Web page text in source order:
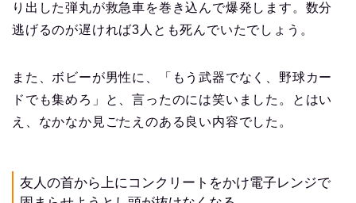
り出した弾丸が救急車を巻き込んで爆発します。数分
逃げるのが遅ければ3人とも死んでいたでしょう。
また、ボビーが男性に、「もう武器でなく、野球カー
ドでも集めろ」と、言ったのには笑いました。とはい
え、なかなか見ごたえのある良い内容でした。
友人の首から上にコンクリートをかけ電子レンジで